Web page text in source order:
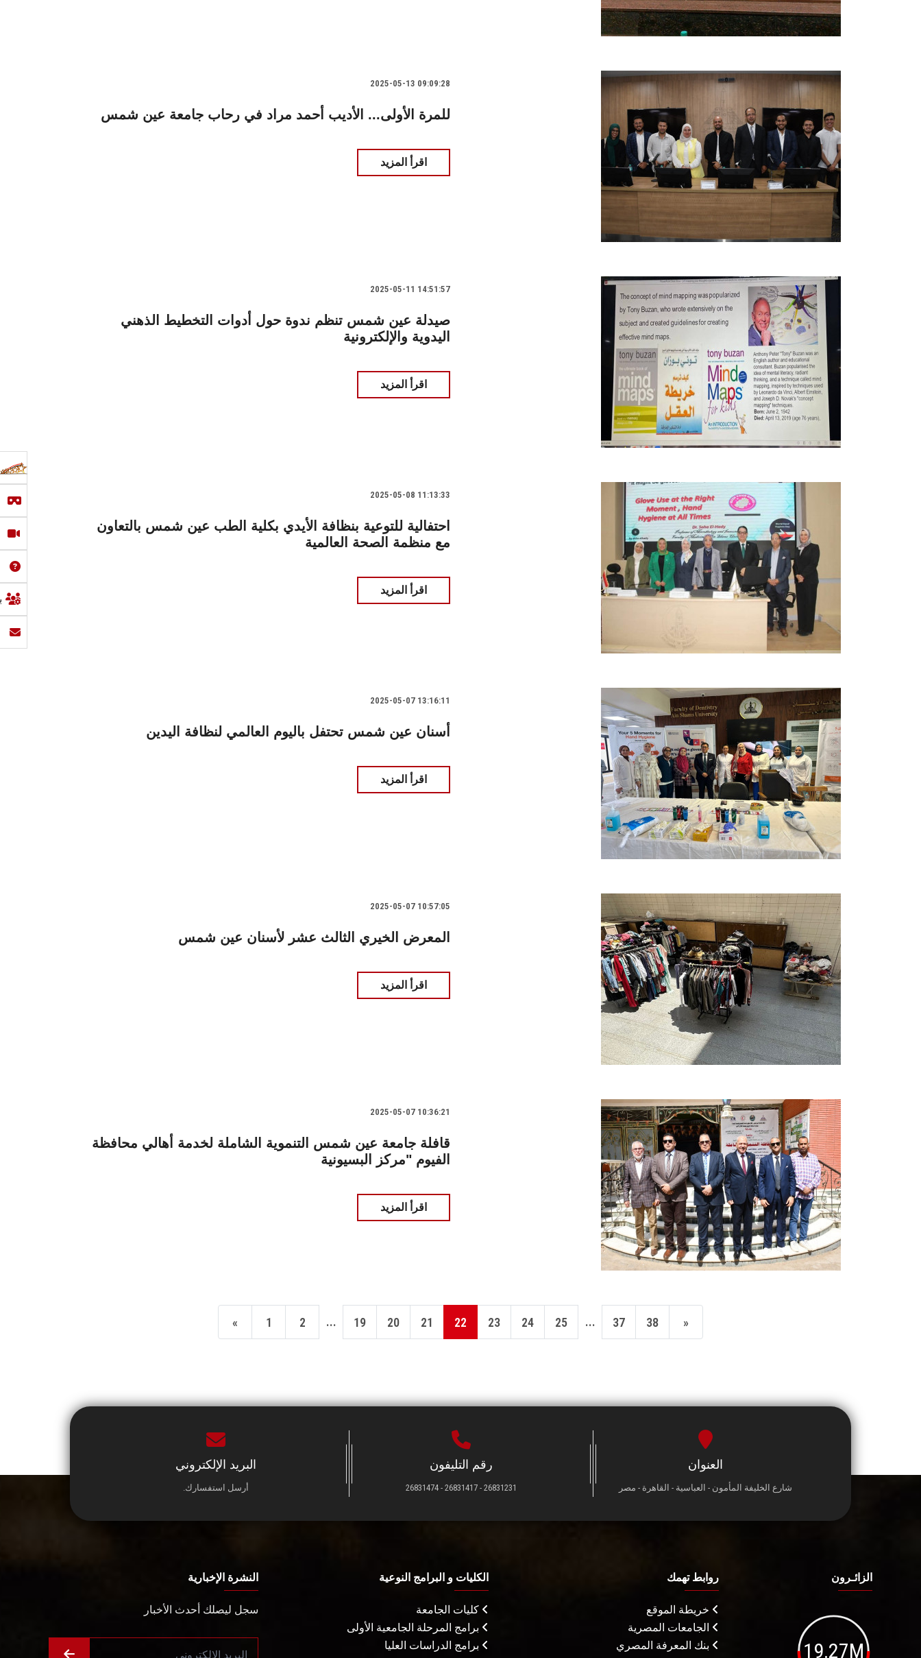
2025-05-13 09:09:28
للمرة الأولى... الأديب أحمد مراد في رحاب جامعة عين شمس
اقرأ المزيد
2025-05-11 14:51:57
صيدلة عين شمس تنظم ندوة حول أدوات التخطيط الذهني
اليدوية والإلكترونية
اقرأ المزيد
2025-05-08 11:13:33
احتفالية للتوعية بنظافة الأيدي بكلية الطب عين شمس بالتعاون
مع منظمة الصحة العالمية
اقرأ المزيد
2025-05-07 13:16:11
أسنان عين شمس تحتفل باليوم العالمي لنظافة اليدين
اقرأ المزيد
2025-05-07 10:57:05
المعرض الخيري الثالث عشر لأسنان عين شمس
اقرأ المزيد
2025-05-07 10:36:21
قافلة جامعة عين شمس التنموية الشاملة لخدمة أهالي محافظة
الفيوم "مركز البسيونية
اقرأ المزيد
« 1 2 ... 19 20 21 22 23 24 25 ... 37 38 »
العنوان
شارع الخليفة المأمون - العباسية - القاهرة - مصر
رقم التليفون
26831231 - 26831417 - 26831474
البريد الإلكتروني
أرسل استفسارك.
الزائـرون
19.27M
روابط تهمك
خريطة الموقع
الجامعات المصرية
بنك المعرفة المصري
الكليات و البرامج النوعية
كليات الجامعة
برامج المرحلة الجامعية الأولى
برامج الدراسات العليا
النشرة الإخبارية
سجل ليصلك أحدث الأخبار